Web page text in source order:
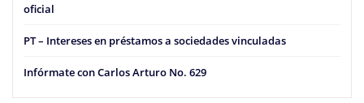
oficial
PT – Intereses en préstamos a sociedades vinculadas
Infórmate con Carlos Arturo No. 629